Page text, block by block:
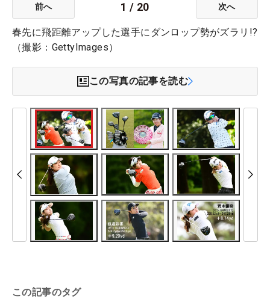
前へ 1 / 20 次へ
春先に飛距離アップした選手にダンロップ勢がズラリ!?
（撮影：GettyImages）
この写真の記事を読む
この記事のタグ